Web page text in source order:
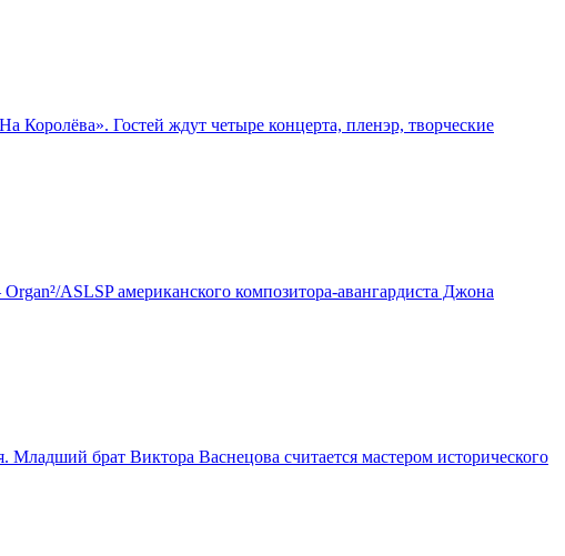
Гостей ждут четыре концерта, пленэр, творческие
ASLSP американского композитора-авангардиста Джона
брат Виктора Васнецова считается мастером исторического